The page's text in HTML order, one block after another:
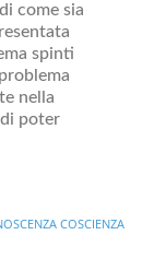
come sia
spinti
nella
poter
COSCIENZA